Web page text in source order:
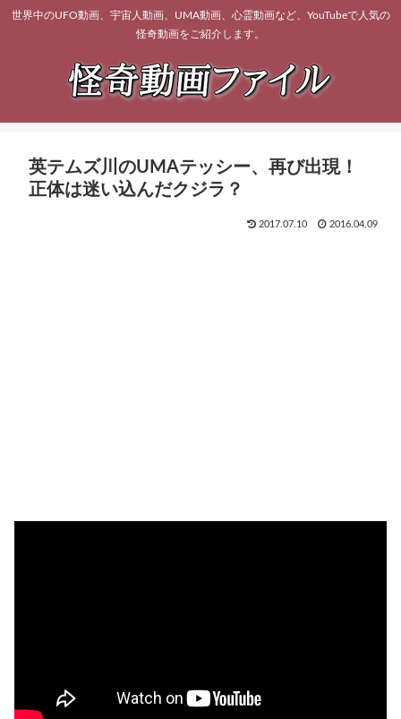
世界中のUFO動画、宇宙人動画、UMA動画、心霊動画など、YouTubeで人気の
怪奇動画をご紹介します。
英テムズ川のUMAテッシー、再び出現！
正体は迷い込んだクジラ？
2017.07.10 2016.04.09